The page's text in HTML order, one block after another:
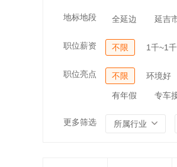
地标地段 全延边 延吉
职位薪资 不限 1千~1
职位亮点 不限 环境好
有年假 专车
更多筛选 所属行业